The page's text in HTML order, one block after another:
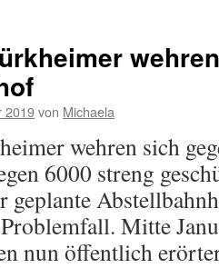
2019von Michaela
wehren sich
6000 streng
geplante
Mitte
nun öffentlich